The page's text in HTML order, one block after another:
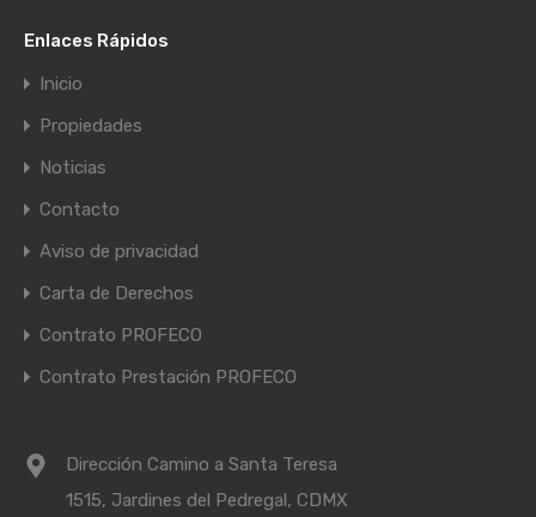
Enlaces Rápidos
Inicio
Propiedades
Noticias
Contacto
Aviso de privacidad
Carta de Derechos
Contrato PROFECO
Contrato Prestación PROFECO
Dirección Camino a Santa Teresa
1515, Jardines del Pedregal, CDMX